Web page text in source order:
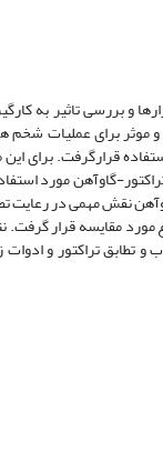
بررسی تاثیر به
و موثر برای عملیات
تراکتور و گاوآهن نقش
مقایسه قرار
که انتخاب و تطابق